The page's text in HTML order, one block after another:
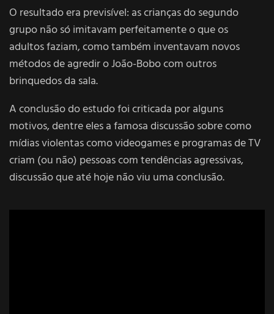
O resultado era previsível: as crianças do segundo
grupo não só imitavam perfeitamente o que os
adultos faziam, como também inventavam novos
métodos de agredir o João-Bobo com outros
brinquedos da sala.
A conclusão do estudo foi criticada por alguns
motivos, dentre eles a famosa discussão sobre como
mídias violentas como videogames e programas de TV
criam (ou não) pessoas com tendências agressivas,
discussão que até hoje não viu uma conclusão.